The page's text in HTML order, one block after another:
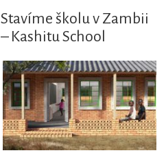
Stavíme školu v Zambii
– Kashitu School